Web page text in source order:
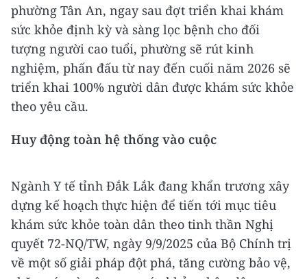
phường Tân An, ngay sau đợt triển khai khám
sức khỏe định kỳ và sàng lọc bệnh cho đối
tượng người cao tuổi, phường sẽ rút kinh
nghiệm, phấn đấu từ nay đến cuối năm 2026 sẽ
triển khai 100% người dân được khám sức khỏe
theo yêu cầu.
Huy động toàn hệ thống vào cuộc
Ngành Y tế tỉnh Đắk Lắk đang khẩn trương xây
dựng kế hoạch thực hiện để tiến tới mục tiêu
khám sức khỏe toàn dân theo tinh thần Nghị
quyết 72-NQ/TW, ngày 9/9/2025 của Bộ Chính trị
về một số giải pháp đột phá, tăng cường bảo vệ,